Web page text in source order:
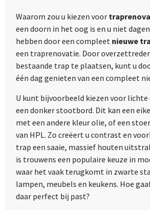
Waarom zou u kiezen voor
een doorn in het oog is en u niet
hebben door een compleet nieuwe
een traprenovatie. Door
bestaande trap te plaatsen, kunt u
één dag genieten van een compleet
U kunt bijvoorbeeld kiezen voor
een donker stootbord. Dit kan een
met een andere kleur olie, of een
van HPL. Zo creëert u contrast en
trap een saaie, massief houten
is trouwens een populaire keuze in
waar het vaak terugkomt in zwarte
lampen, meubels en keukens. Hoe
daar perfect bij past?